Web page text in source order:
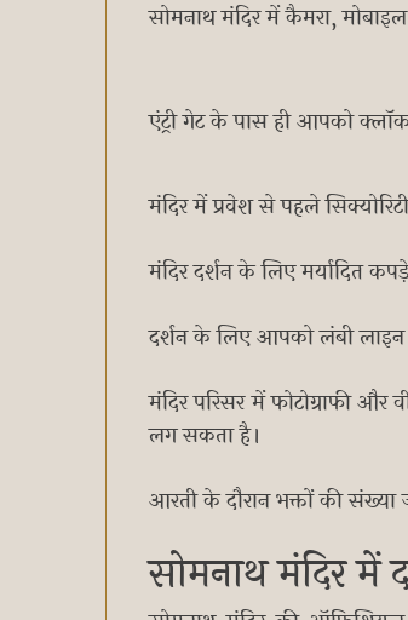
सोमनाथ मंदिर में कैमरा,
एंट्री गेट के पास ही आपको
मंदिर में प्रवेश से पहले
मंदिर दर्शन के लिए मर्यादित
दर्शन के लिए आपको लंबी
मंदिर परिसर में फोटोग्राफी
लग सकता है।
आरती के दौरान भक्तों की
सोमनाथ मंदिर में